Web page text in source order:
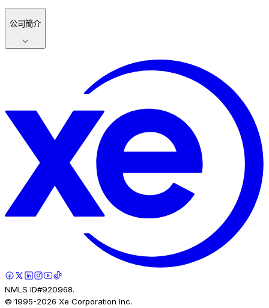
公司簡介
NMLS ID#920968.
© 1995-2026 Xe Corporation Inc.